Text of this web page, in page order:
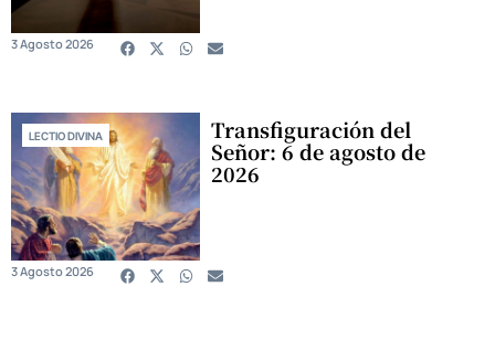
3 Agosto 2026
LECTIO DIVINA Transfiguración del
Señor: 6 de agosto de
2026
3 Agosto 2026